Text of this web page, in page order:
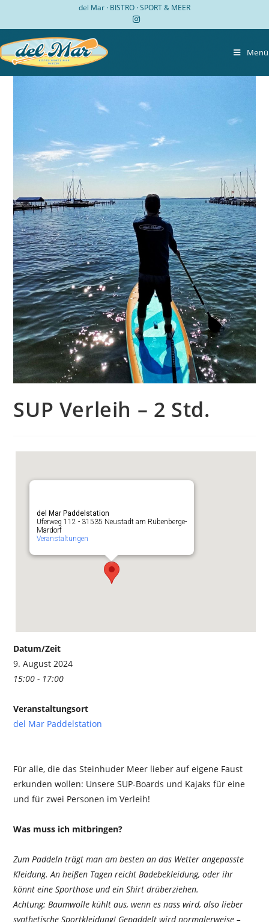
springen
del Mar · BISTRO · SPORT & MEER
Menü
SUP Verleih – 2 Std.
del Mar Paddelstation
Uferweg 112 - 31535 Neustadt am Rübenberge-
Mardorf
Veranstaltungen
Datum/Zeit
9. August 2024
15:00 - 17:00
Veranstaltungsort
del Mar Paddelstation
Für alle, die das Steinhuder Meer lieber auf eigene Faust
erkunden wollen: Unsere SUP-Boards und Kajaks für eine
und für zwei Personen im Verleih!
Was muss ich mitbringen?
Zum Paddeln trägt man am besten an das Wetter angepasste
Kleidung. An heißen Tagen reicht Badebekleidung, oder ihr
könnt eine Sporthose und ein Shirt drüberziehen.
Achtung: Baumwolle kühlt aus, wenn es nass wird, also lieber
synthetische Sportkleidung! Gepaddelt wird normalerweise –